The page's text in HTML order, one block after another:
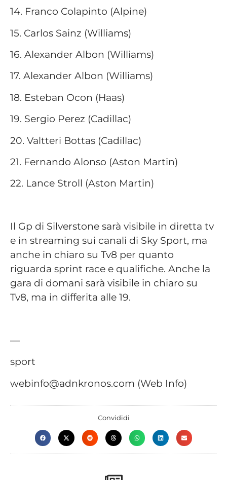
14. Franco Colapinto (Alpine)
15. Carlos Sainz (Williams)
16. Alexander Albon (Williams)
17. Alexander Albon (Williams)
18. Esteban Ocon (Haas)
19. Sergio Perez (Cadillac)
20. Valtteri Bottas (Cadillac)
21. Fernando Alonso (Aston Martin)
22. Lance Stroll (Aston Martin)
Il Gp di Silverstone sarà visibile in diretta tv
e in streaming sui canali di Sky Sport, ma
anche in chiaro su Tv8 per quanto
riguarda sprint race e qualifiche. Anche la
gara di domani sarà visibile in chiaro su
Tv8, ma in differita alle 19.
—
sport
webinfo@adnkronos.com (Web Info)
Convididi